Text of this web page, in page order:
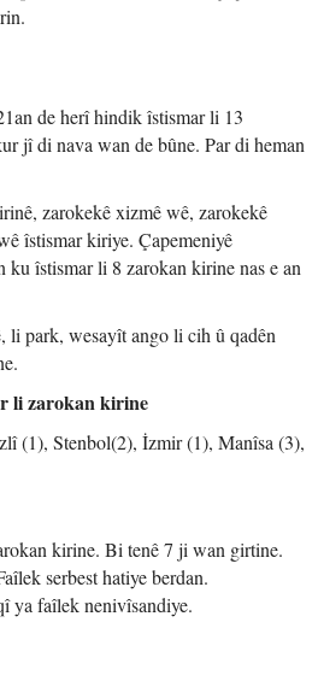
de herî hindik îstismar li 13
jî di nava wan de bûne. Par di heman
zarokekê xizmê wê, zarokekê
îstismar kiriye. Çapemeniyê
ku îstismar li 8 zarokan kirine nas e an
li park, wesayît ango li cih û qadên
li zarokan kirine
(1), Stenbol(2), İzmir (1), Manîsa (3),
kirine. Bi tenê 7 ji wan girtine.
serbest hatiye berdan.
ya faîlek nenivîsandiye.